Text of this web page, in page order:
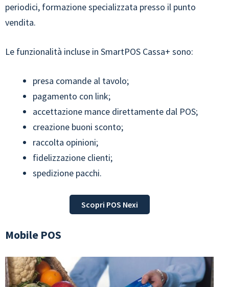
periodici, formazione specializzata presso il punto
vendita.
Le funzionalità incluse in SmartPOS Cassa+ sono:
presa comande al tavolo;
pagamento con link;
accettazione mance direttamente dal POS;
creazione buoni sconto;
raccolta opinioni;
fidelizzazione clienti;
spedizione pacchi.
Scopri POS Nexi
Mobile POS